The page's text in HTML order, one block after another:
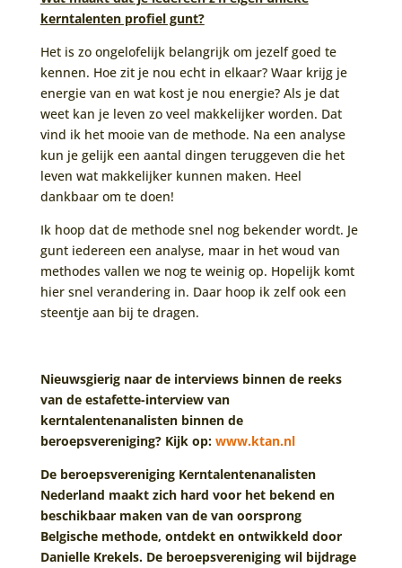
kerntalenten profiel gunt?
Het is zo ongelofelijk belangrijk om jezelf goed te
kennen. Hoe zit je nou echt in elkaar? Waar krijg je
energie van en wat kost je nou energie? Als je dat
weet kan je leven zo veel makkelijker worden. Dat
vind ik het mooie van de methode. Na een analyse
kun je gelijk een aantal dingen teruggeven die het
leven wat makkelijker kunnen maken. Heel
dankbaar om te doen!
Ik hoop dat de methode snel nog bekender wordt. Je
gunt iedereen een analyse, maar in het woud van
methodes vallen we nog te weinig op. Hopelijk komt
hier snel verandering in. Daar hoop ik zelf ook een
steentje aan bij te dragen.
Nieuwsgierig naar de interviews binnen de reeks
van de estafette-interview van
kerntalentenanalisten binnen de
beroepsvereniging? Kijk op: www.ktan.nl
De beroepsvereniging Kerntalentenanalisten
Nederland maakt zich hard voor het bekend en
beschikbaar maken van de van oorsprong
Belgische methode, ontdekt en ontwikkeld door
Danielle Krekels. De beroepsvereniging wil bijdrage